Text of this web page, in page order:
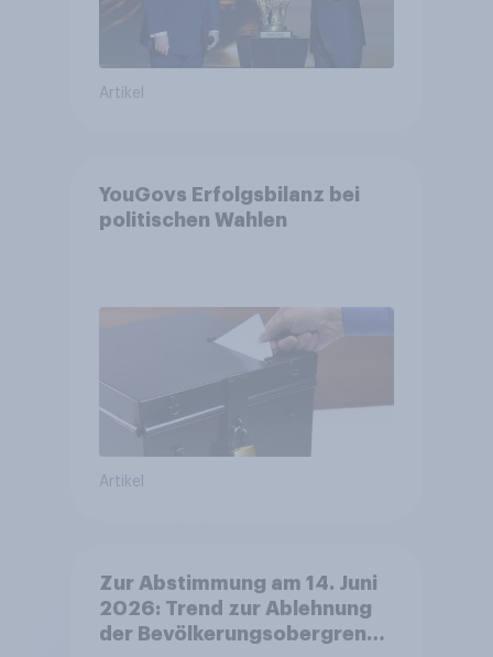
Artikel
YouGovs Erfolgsbilanz bei
politischen Wahlen
Artikel
Zur Abstimmung am 14. Juni
2026: Trend zur Ablehnung
der Bevölkerungsobergrenze